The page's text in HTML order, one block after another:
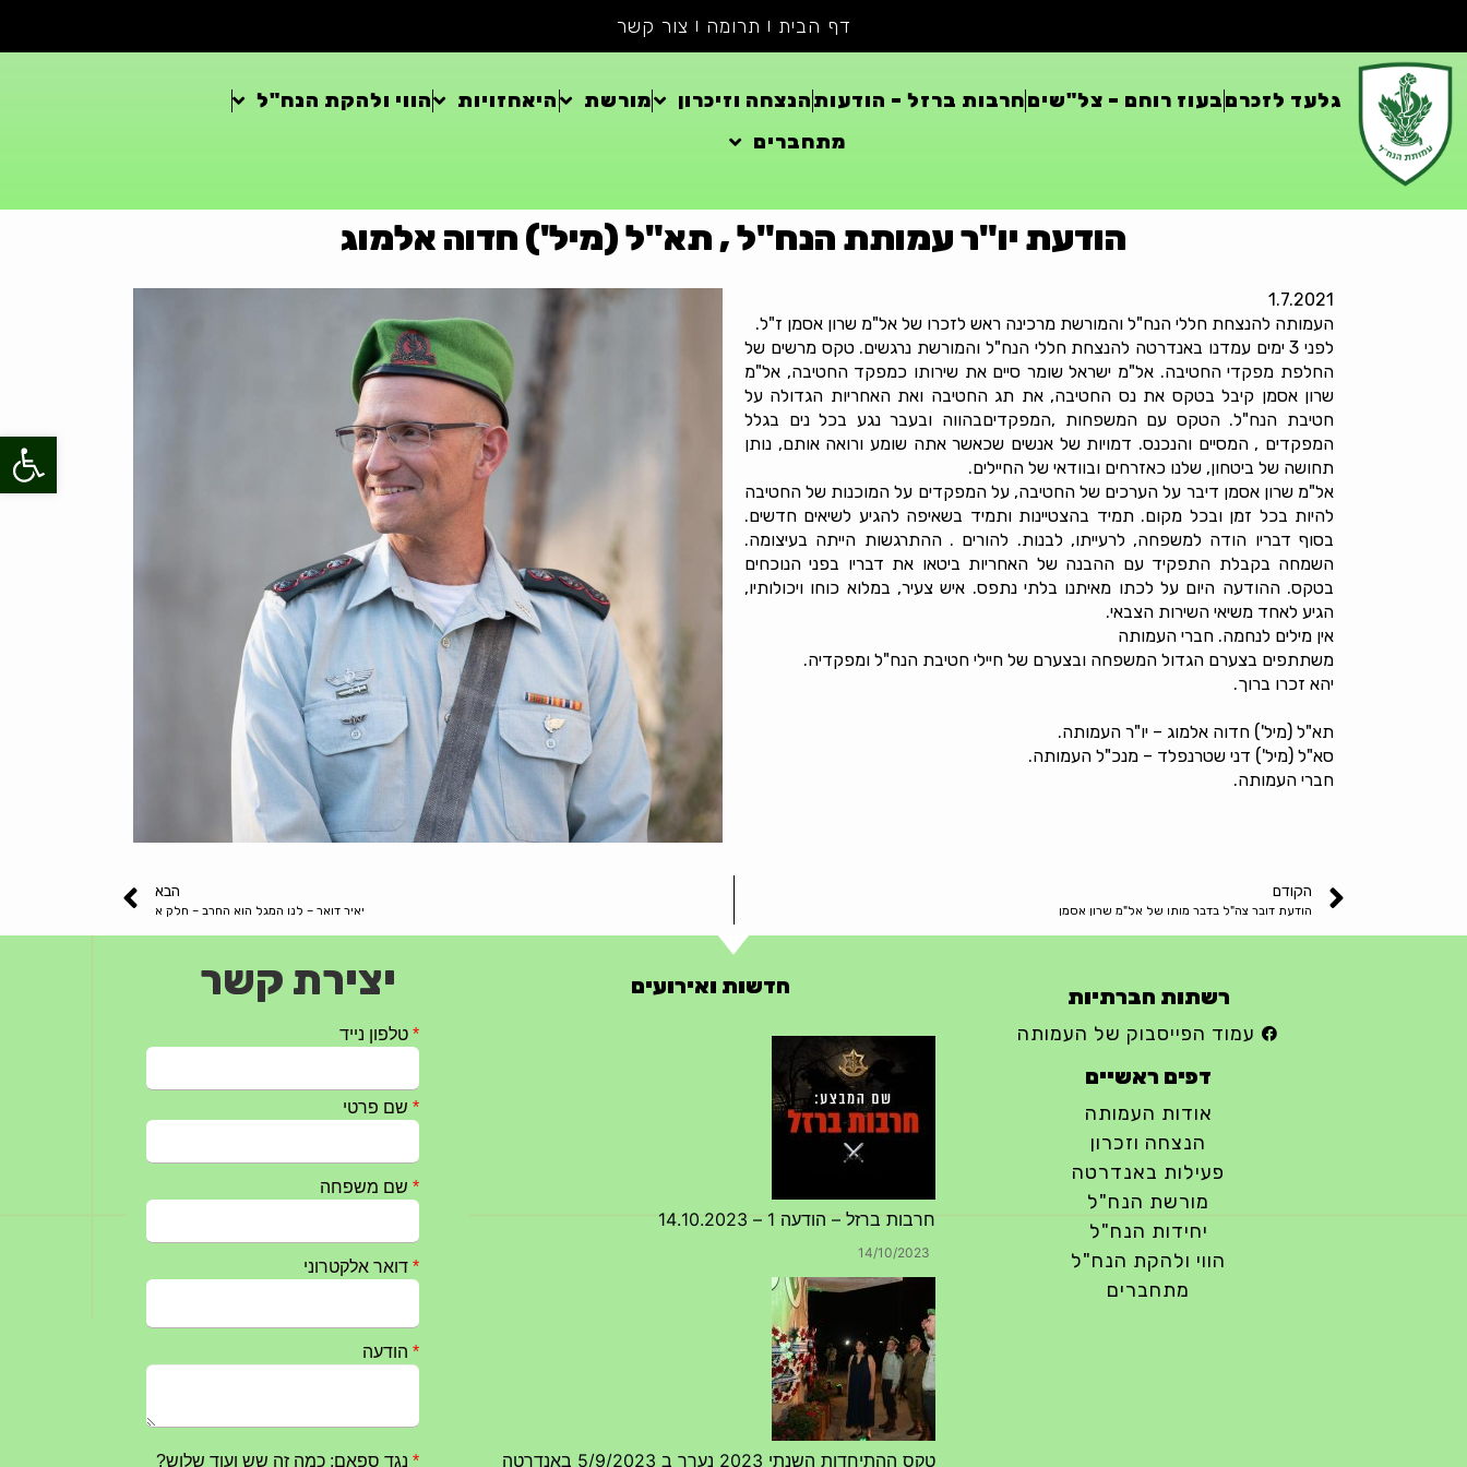
פתח
דף הבית תרומה צור קשר
גלעד לזכרםבעוז רוחם – צל"שיםחרבות ברזל – הודעותהנצחה וזיכרון מורשת היאחזויות
הווי ולהקת הנח"ל
מתחברים
הודעת יו"ר עמותת הנח"ל , תא"ל (מיל') חדוה אלמוג
1.7.2021
העמותה להנצחת חללי הנח"ל והמורשת מרכינה ראש לזכרו של אל"מ שרון אסמן ז"ל.
לפני 3 ימים עמדנו באנדרטה להנצחת חללי הנח"ל והמורשת נרגשים. טקס מרשים של
החלפת מפקדי החטיבה. אל"מ ישראל שומר סיים את שירותו כמפקד החטיבה, אל"מ
שרון אסמן קיבל בטקס את נס החטיבה, את תג החטיבה ואת האחריות הגדולה על
חטיבת הנח"ל. הטקס עם המשפחות ,המפקדיםבהווה ובעבר נגע בכל נים בגלל
המפקדים , המסיים והנכנס. דמויות של אנשים שכאשר אתה שומע ורואה אותם, נותן
תחושה של ביטחון, שלנו כאזרחים ובוודאי של החיילים.
אל"מ שרון אסמן דיבר על הערכים של החטיבה, על המפקדים על המוכנות של החטיבה
להיות בכל זמן ובכל מקום. תמיד בהצטיינות ותמיד בשאיפה להגיע לשיאים חדשים.
בסוף דבריו הודה למשפחה, לרעייתו, לבנות. להורים . ההתרגשות הייתה בעיצומה.
השמחה בקבלת התפקיד עם ההבנה של האחריות ביטאו את דבריו בפני הנוכחים
בטקס. ההודעה היום על לכתו מאיתנו בלתי נתפס. איש צעיר, במלוא כוחו ויכולותיו,
הגיע לאחד משיאי השירות הצבאי.
אין מילים לנחמה. חברי העמותה
משתתפים בצערם הגדול המשפחה ובצערם של חיילי חטיבת הנח"ל ומפקדיה.
יהא זכרו ברוך.
תא"ל (מיל') חדוה אלמוג – יו"ר העמותה.
סא"ל (מיל') דני שטרנפלד – מנכ"ל העמותה.
חברי העמותה.
הקודם
הודעת דובר צה"ל בדבר מותו של אל"מ שרון אסמן
הבא
יאיר דואר – לנו המגל הוא החרב – חלק א
רשתות חברתיות
עמוד הפייסבוק של העמותה
דפים ראשיים
אודות העמותה
הנצחה וזכרון
פעילות באנדרטה
מורשת הנח"ל
יחידות הנח"ל
הווי ולהקת הנח"ל
מתחברים
חדשות ואירועים
חרבות ברזל – הודעה 1 – 14.10.2023
14/10/2023
טקס ההתיחדות השנתי 2023 נערך ב 5/9/2023 באנדרטה
יצירת קשר